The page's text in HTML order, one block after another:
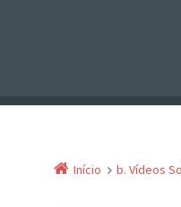
Início b. Vídeos